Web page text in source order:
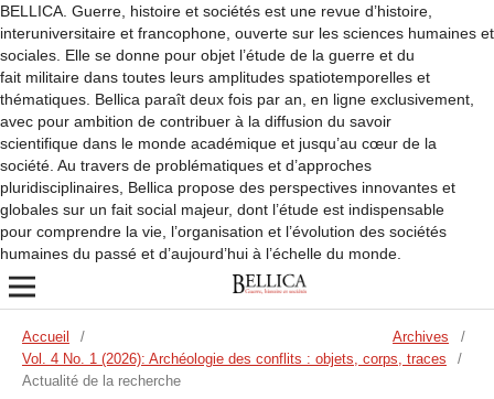
BELLICA. Guerre, histoire et sociétés est une revue d’histoire,
interuniversitaire et francophone, ouverte sur les sciences humaines et
sociales. Elle se donne pour objet l’étude de la guerre et du
fait militaire dans toutes leurs amplitudes spatiotemporelles et
thématiques. Bellica paraît deux fois par an, en ligne exclusivement,
avec pour ambition de contribuer à la diffusion du savoir
scientifique dans le monde académique et jusqu’au cœur de la
société. Au travers de problématiques et d’approches
pluridisciplinaires, Bellica propose des perspectives innovantes et
globales sur un fait social majeur, dont l’étude est indispensable
pour comprendre la vie, l’organisation et l’évolution des sociétés
humaines du passé et d’aujourd’hui à l’échelle du monde.
Accueil / Archives
/
Vol. 4 No. 1 (2026): Archéologie des conflits : objets, corps, traces
/
Actualité de la recherche